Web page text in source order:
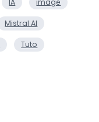
Mistral AI
Tuto